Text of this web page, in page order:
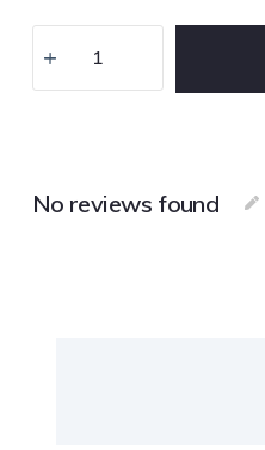
No reviews found